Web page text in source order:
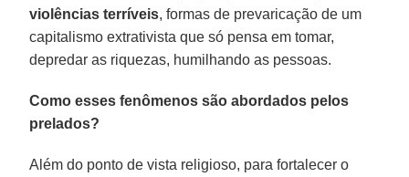
violências terríveis, formas de prevaricação de um
capitalismo extrativista que só pensa em tomar,
depredar as riquezas, humilhando as pessoas.
Como esses fenômenos são abordados pelos
prelados?
Além do ponto de vista religioso, para fortalecer o